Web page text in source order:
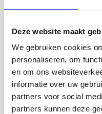
Deze website maakt
We gebruiken cookies
personaliseren, om
en om ons
informatie over uw
partners voor social
partners kunnen deze
KRESS
Filter